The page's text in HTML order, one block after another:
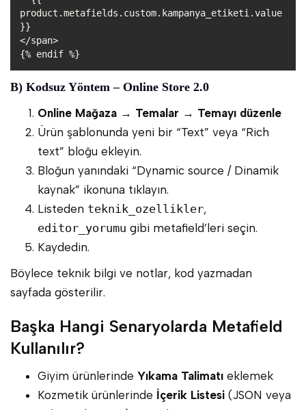
product.metafields.custom.kampanya_etiketi.value
B) Kodsuz Yöntem – Online Store 2.0
Online Mağaza → Temalar → Temayı düzenle
Ürün şablonunda yeni bir “Text” veya “Rich
text” bloğu ekleyin.
Bloğun yanındaki “Dynamic source / Dinamik
kaynak” ikonuna tıklayın.
Listeden teknik_ozellikler,
editor_yorumu gibi metafield’leri seçin.
Kaydedin.
Böylece teknik bilgi ve notlar, kod yazmadan
sayfada gösterilir.
Başka Hangi Senaryolarda Metafield
Kullanılır?
Giyim ürünlerinde Yıkama Talimatı eklemek
Kozmetik ürünlerinde İçerik Listesi (JSON veya